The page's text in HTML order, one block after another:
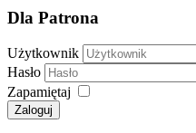
Dla Patrona
Użytkownik
Hasło
Zapamiętaj
Zaloguj